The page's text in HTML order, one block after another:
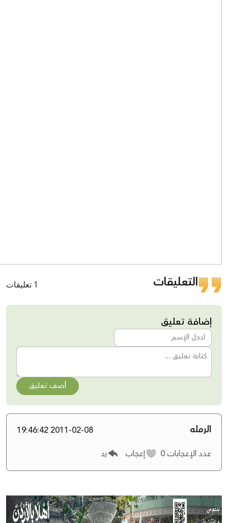
التعليقات 1 تعليقات
إضافة تعليق
أضف تعليق
الرمله
2011-02-08 19:46:42
عدد الإعجابات
إعجاب رد